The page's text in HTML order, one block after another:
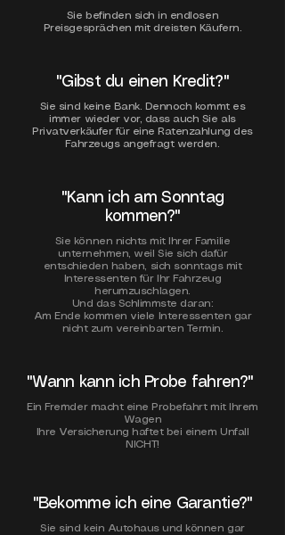
Sie befinden sich in endlosen
Preisgesprächen mit dreisten Käufern.
​​"Gibst du einen Kredit?"
Sie sind keine Bank. Dennoch kommt es
immer wieder vor, dass auch Sie als
Privatverkäufer für eine Ratenzahlung des
Fahrzeugs angefragt werden.
​​"Kann ich am Sonntag
kommen?"
Sie können nichts mit Ihrer Familie
unternehmen, weil Sie sich dafür
entschieden haben, sich sonntags mit
Interessenten für Ihr Fahrzeug
herumzuschlagen.
Und das Schlimmste daran:
Am Ende kommen viele Interessenten gar
nicht zum vereinbarten Termin.
"Wann kann ich Probe fahren?"
Ein Fremder macht eine Probefahrt mit Ihrem
Wagen
Ihre Versicherung haftet bei einem Unfall
NICHT!
​​"Bekomme ich eine Garantie?"
Sie sind kein Autohaus und können gar